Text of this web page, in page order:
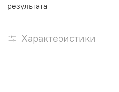
результата
Характеристики